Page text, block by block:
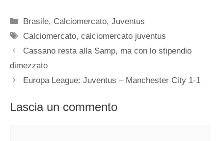
Categorie
Brasile, Calciomercato,Juventus
Tag
Calciomercato,calciomercato juventus
Cassano resta alla Samp, ma con lo stipendio
dimezzato
Europa League: Juventus – Manchester City 1-1
Lascia un commento